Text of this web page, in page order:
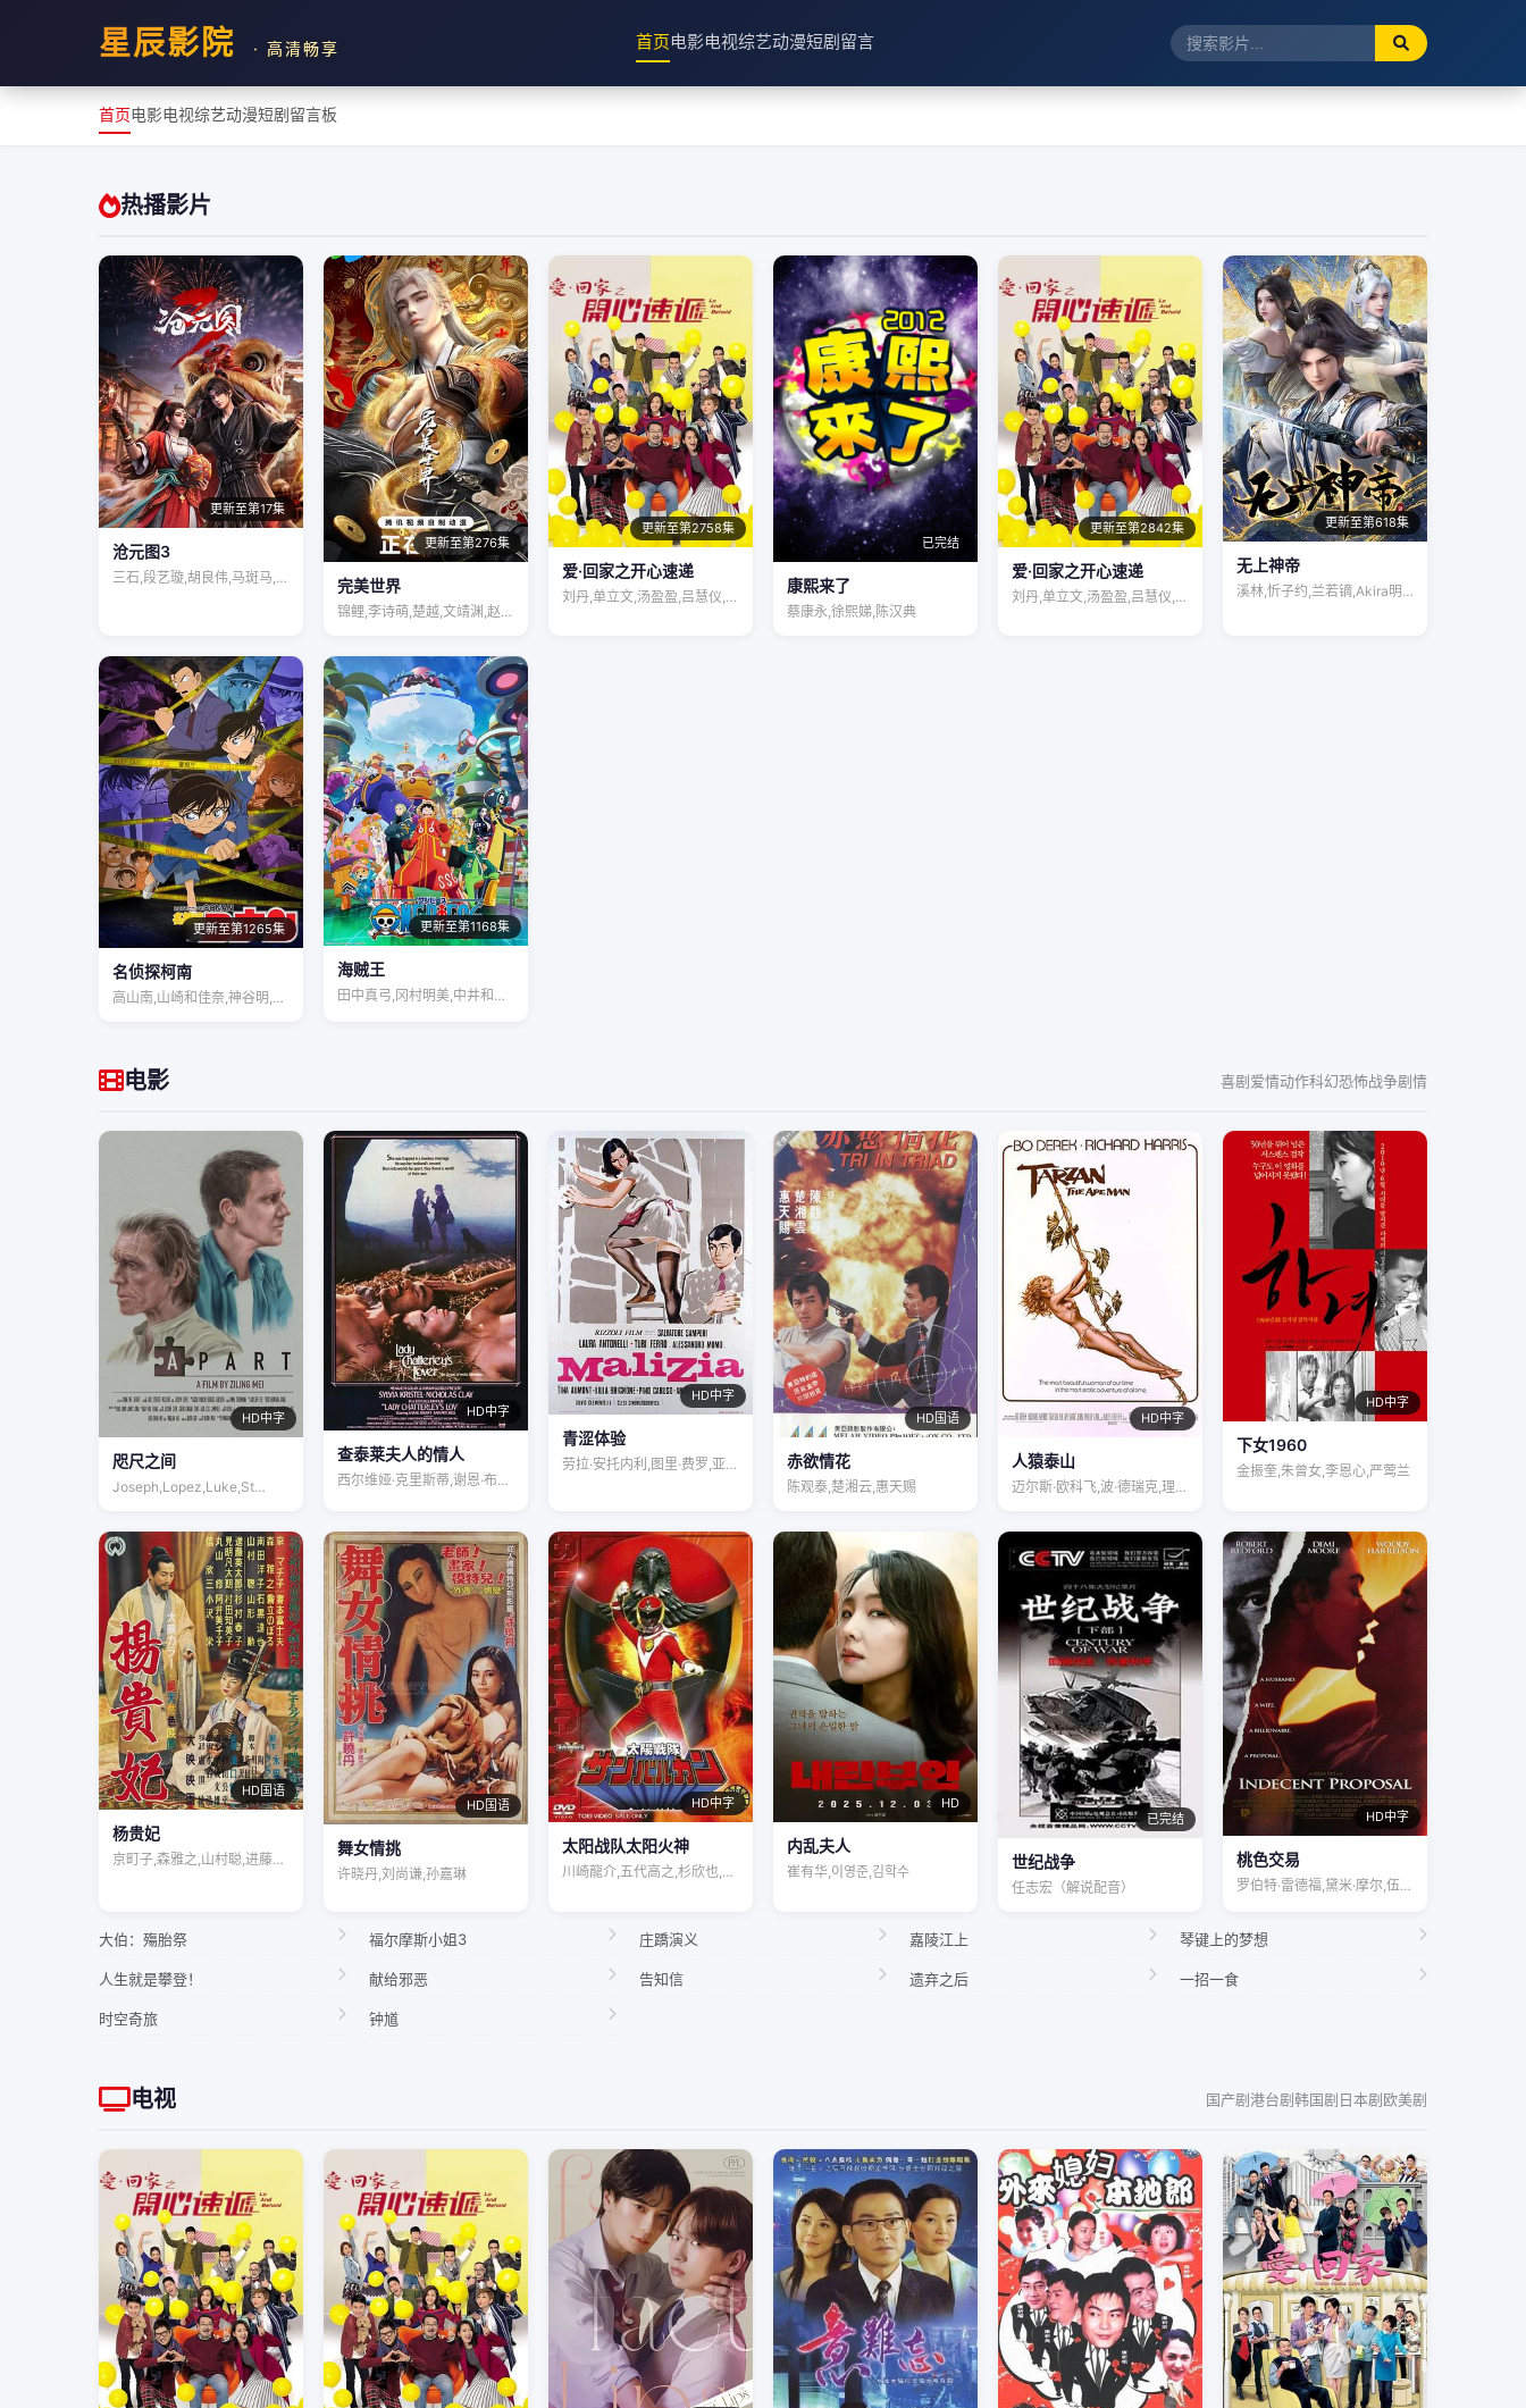
星辰影院 · 高清畅享 首页电影电视综艺动漫短剧留言
首页电影电视综艺动漫短剧留言板
热播影片
更新至第17集
沧元图3
三石,段艺璇,胡良伟,马斑马,姜广涛,袁…
更新至第276集
完美世界
锦鲤,李诗萌,楚越,文靖渊,赵爽,聂曦映…
更新至第2758集
爱·回家之开心速递
刘丹,单立文,汤盈盈,吕慧仪,罗乐林,马…
已完结
康熙来了
蔡康永,徐熙娣,陈汉典
更新至第2842集
爱·回家之开心速递
刘丹,单立文,汤盈盈,吕慧仪,罗乐林,马…
更新至第618集
无上神帝
溪林,忻子约,兰若镝,Akira明,陆敏…
更新至第1265集
名侦探柯南
高山南,山崎和佳奈,神谷明,小山力也,林…
更新至第1168集
海贼王
田中真弓,冈村明美,中井和哉,山口胜平,…
电影 喜剧爱情动作科幻恐怖战争剧情
HD中字
咫尺之间
Joseph,Lopez,Luke,St…
HD中字
查泰莱夫人的情人
西尔维娅·克里斯蒂,谢恩·布赖恩特,尼古…
HD中字
青涩体验
劳拉·安托内利,图里·费罗,亚历桑德罗·…
HD国语
赤欲情花
陈观泰,楚湘云,惠天赐
HD中字
人猿泰山
迈尔斯·欧科飞,波·德瑞克,理查德·哈里…
HD中字
下女1960
金振奎,朱曾女,李恩心,严莺兰
HD国语
杨贵妃
京町子,森雅之,山村聪,进藤英太郎,杉村…
HD国语
舞女情挑
许晓丹,刘尚谦,孙嘉琳
HD中字
太阳战队太阳火神
川崎龍介,五代高之,杉欣也,小林朝夫
HD
内乱夫人
崔有华,이영준,김학수
已完结
世纪战争
任志宏（解说配音）
HD中字
桃色交易
罗伯特·雷德福,黛米·摩尔,伍迪·哈里森…
大伯：殤胎祭 福尔摩斯小姐3 庄蹻演义 嘉陵江上 琴键上的梦想
人生就是攀登！ 献给邪恶 告知信 遗弃之后 一招一食
时空奇旅 钟馗
电视 国产剧港台剧韩国剧日本剧欧美剧